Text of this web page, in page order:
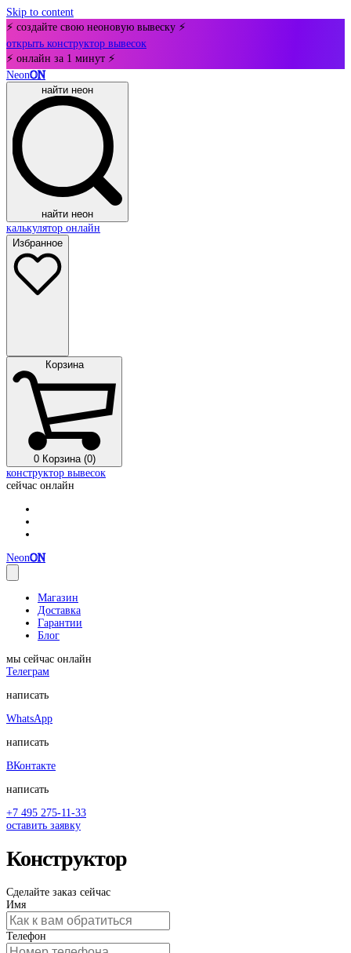
Skip to content
⚡ создайте свою неоновую вывеску ⚡
открыть конструктор вывесок
⚡ онлайн за 1 минут ⚡
NeonON
найти неон
найти неон
калькулятор онлайн
Избранное
Корзина
0 Корзина (0)
конструктор вывесок
сейчас онлайн
NeonON
Магазин
Доставка
Гарантии
Блог
мы сейчас онлайн
Телеграм
написать
WhatsApp
написать
ВКонтакте
написать
+7 495 275-11-33
оставить заявку
Конструктор
Сделайте заказ сейчас
Имя
Телефон